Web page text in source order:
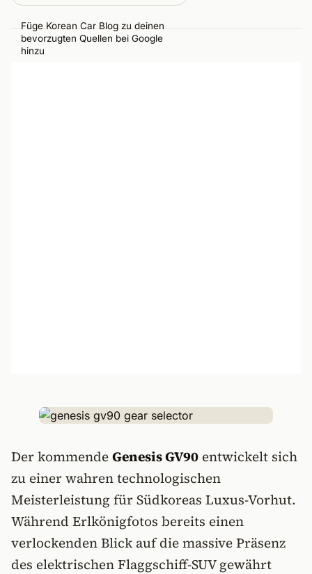
Füge Korean Car Blog zu deinen
bevorzugten Quellen bei Google
hinzu
Der kommendeGenesis GV90 entwickelt sich
zu einer wahren technologischen
Meisterleistung für Südkoreas Luxus-Vorhut.
Während Erlkönigfotos bereits einen
verlockenden Blick auf die massive Präsenz
des elektrischen Flaggschiff-SUV gewährt